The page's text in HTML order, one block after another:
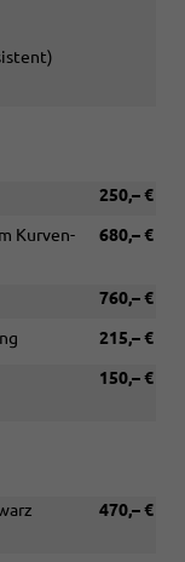
250,– €
680,– €
Kurven-
760,– €
215,– €
150,– €
470,– €